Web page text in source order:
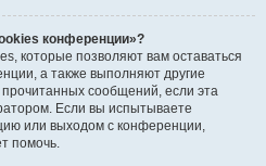
конференции»?
которые позволяют вам оставаться
а также выполняют другие
сообщений, если эта
Если вы испытываете
или выходом с конференции,
помочь.